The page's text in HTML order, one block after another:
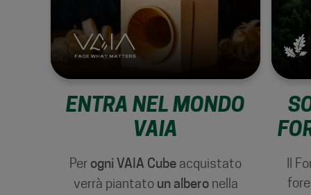
ENTRA NEL MONDO
VAIA
Per ogni VAIA Cube acquistato
verrà piantato un alberonella
Il